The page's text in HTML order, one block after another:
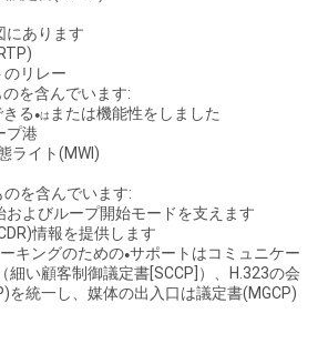
にあります
リレー
を含んでいます:
る ●は または機能性をしました
プ港
ライト(MWI)
のを含んでいます:
およびループ開始モードを支えます
情報を提供します
キングのための●サポートはコミュニケー
細い顧客制御議定書[SCCP]）、H.323の会
を統一し、媒体の出入口は議定書(MGCP)